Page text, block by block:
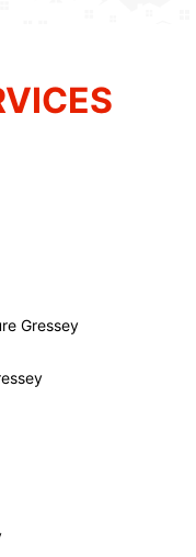
Gressey